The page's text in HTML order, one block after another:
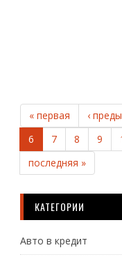
« первая ‹
6
7 8 9
последняя »
КАТЕГОРИИ
Авто в кредит